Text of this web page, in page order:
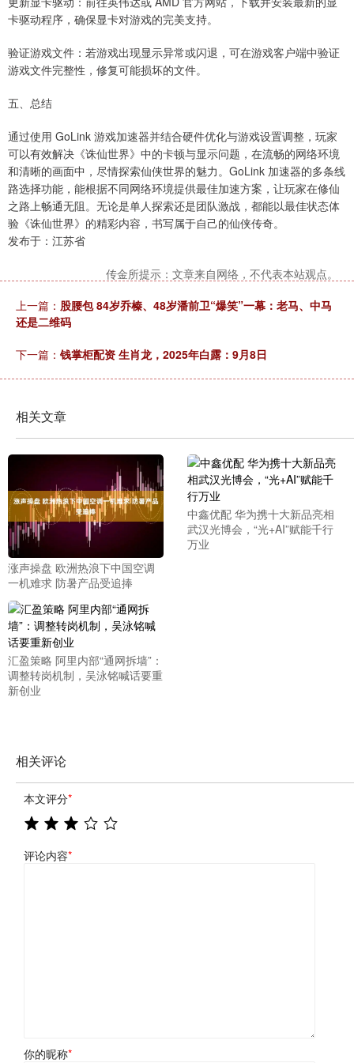
卡驱动程序，确保显卡对游戏的完美支持。
验证游戏文件：若游戏出现显示异常或闪退，可在游戏客户端中验证
游戏文件完整性，修复可能损坏的文件。
五、总结
通过使用 GoLink 游戏加速器并结合硬件优化与游戏设置调整，玩家
可以有效解决《诛仙世界》中的卡顿与显示问题，在流畅的网络环境
和清晰的画面中，尽情探索仙侠世界的魅力。GoLink 加速器的多条线
路选择功能，能根据不同网络环境提供最佳加速方案，让玩家在修仙
之路上畅通无阻。无论是单人探索还是团队激战，都能以最佳状态体
验《诛仙世界》的精彩内容，书写属于自己的仙侠传奇。
发布于：江苏省
传金所提示：文章来自网络，不代表本站观点。
上一篇： 股腰包 84岁乔榛、48岁潘前卫“爆笑”一幕：老马、中马
还是二维码
下一篇： 钱掌柜配资 生肖龙，2025年白露：9月8日
相关文章
涨声操盘 欧洲热浪下中国空调
一机难求 防暑产品受追捧
中鑫优配 华为携十大新品亮相
武汉光博会，“光+AI”赋能千行
万业
汇盈策略 阿里内部“通网拆墙”：
调整转岗机制，吴泳铭喊话要重
新创业
相关评论
本文评分*
评论内容*
你的昵称*